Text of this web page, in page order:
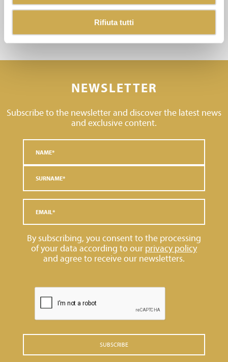
Rifiuta tutti
NEWSLETTER
Subscribe to the newsletter and discover the latest news
and exclusive content.
By subscribing, you consent to the processing
of your data according to our privacy policy
and agree to receive our newsletters.
SUBSCRIBE